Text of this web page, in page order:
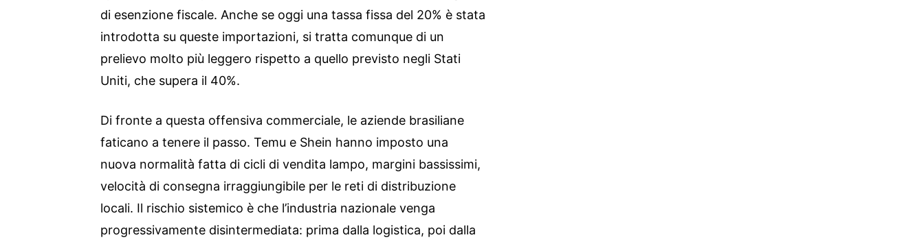
di esenzione fiscale. Anche se oggi una tassa fissa del 20% è stata
introdotta su queste importazioni, si tratta comunque di un
prelievo molto più leggero rispetto a quello previsto negli Stati
Uniti, che supera il 40%.
Di fronte a questa offensiva commerciale, le aziende brasiliane
faticano a tenere il passo. Temu e Shein hanno imposto una
nuova normalità fatta di cicli di vendita lampo, margini bassissimi,
velocità di consegna irraggiungibile per le reti di distribuzione
locali. Il rischio sistemico è che l’industria nazionale venga
progressivamente disintermediata: prima dalla logistica, poi dalla